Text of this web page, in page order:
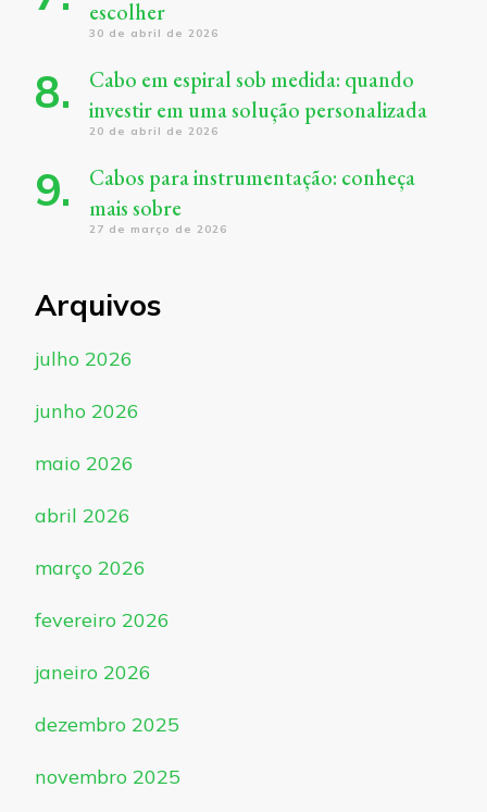
escolher
30 de abril de 2026
Cabo em espiral sob medida: quando
investir em uma solução personalizada
20 de abril de 2026
Cabos para instrumentação: conheça
mais sobre
27 de março de 2026
Arquivos
julho 2026
junho 2026
maio 2026
abril 2026
março 2026
fevereiro 2026
janeiro 2026
dezembro 2025
novembro 2025